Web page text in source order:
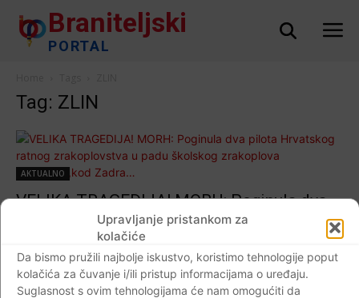
Upravljanje pristankom za
kolačiće
Da bismo pružili najbolje iskustvo, koristimo tehnologije poput
kolačića za čuvanje i/ili pristup informacijama o uređaju.
Suglasnost s ovim tehnologijama će nam omogućiti da
Braniteljski
PORTAL
Tag: ZLIN
AKTUALNO
VELIKA TRAGEDIJA! MORH: Poginula dva
pilota Hrvatskog ratnog zrakoplovstva u
padu školskog zrakoplova ZLIN242L,kod
Zadra…
Braniteljski portal - 07.05.2020